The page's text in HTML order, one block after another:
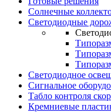
Солнечные
Светодиодные
Светодиодное
Сигнальное
Табло контроля
Кремниевые